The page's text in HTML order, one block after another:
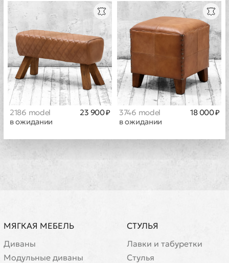
2186 model
в ожидании
23 900 ₽
3746 model
в ожидании
18 000 ₽
МЯГКАЯ МЕБЕЛЬ
Диваны
Модульные диваны
СТУЛЬЯ
Лавки и табуретки
Стулья